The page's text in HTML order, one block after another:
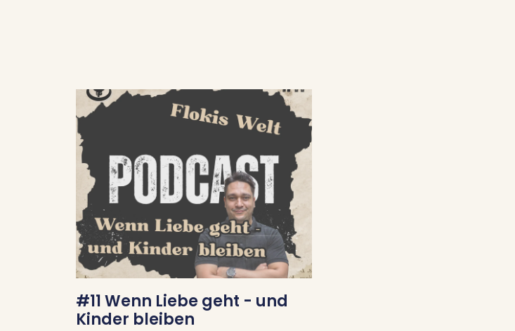
#11 Wenn Liebe geht - und
Kinder bleiben